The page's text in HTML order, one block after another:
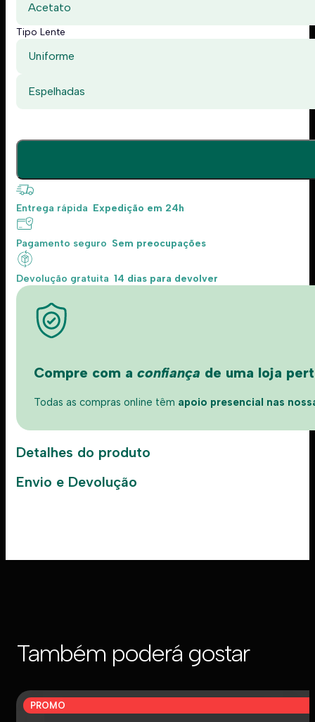
Acetato
Tipo Lente
Uniforme
Espelhadas
Entrega rápida Expedição em 24h
Pagamento seguro Sem preocupações
Devolução gratuita 14 dias para devolver
Compre com a confiança de uma loja
Todas as compras online têm apoio presencial nas
Detalhes do produto
Envio e Devolução
Também poderá gostar
PROMO